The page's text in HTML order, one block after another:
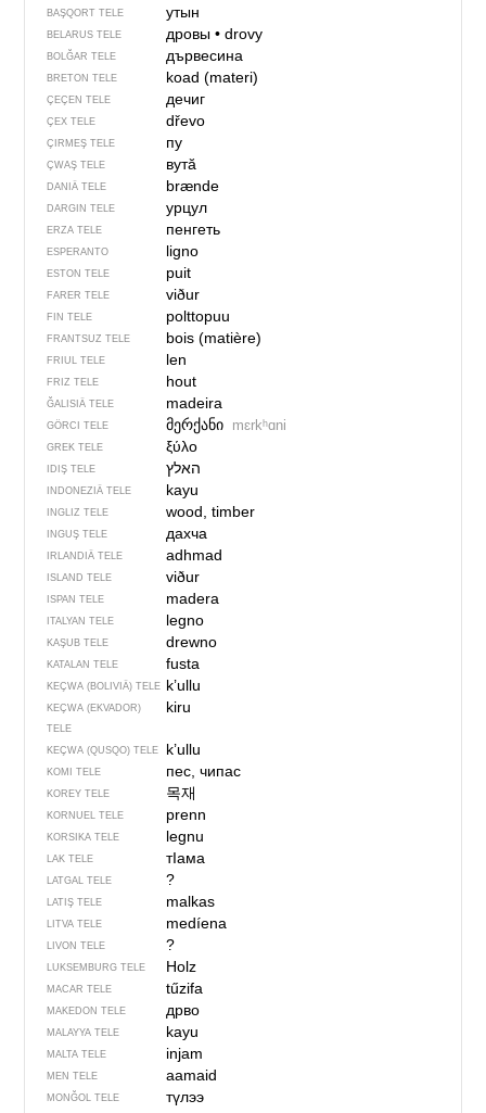
BAŞQORT TELE утын
BELARUS TELE дровы• drovy
BOLĞAR TELE дървесина
BRETON TELE koad (materi)
ÇEÇEN TELE дечиг
ÇEX TELE dřevo
ÇIRMEŞ TELE пу
ÇWAŞ TELE вутӑ
DANIÄ TELE brænde
DARGIN TELE урцул
ERZA TELE пенгеть
ESPERANTO ligno
ESTON TELE puit
FARER TELE viður
FIN TELE polttopuu
FRANTSUZ TELE bois (matière)
FRIUL TELE len
FRIZ TELE hout
ĞALISIÄ TELE madeira
GÖRCI TELE მერქანი mɛrkʰɑni
GREK TELE ξύλο
IDIŞ TELE האלץ
INDONEZIÄ TELE kayu
INGLIZ TELE wood, timber
INGUŞ TELE дахча
IRLANDIÄ TELE adhmad
ISLAND TELE viður
ISPAN TELE madera
ITALYAN TELE legno
KAŞUB TELE drewno
KATALAN TELE fusta
KEÇWA (BOLIVIÄ) TELE k’ullu
KEÇWA (EKVADOR)
TELE
kiru
KEÇWA (QUSQO) TELE k’ullu
KOMI TELE пес, чипас
KOREY TELE 목재
KORNUEL TELE prenn
KORSIKA TELE legnu
LAK TELE тIама
LATGAL TELE ?
LATIŞ TELE malkas
LITVA TELE medíena
LIVON TELE ?
LUKSEMBURG TELE Holz
MACAR TELE tűzifa
MAKEDON TELE дрво
MALAYYA TELE kayu
MALTA TELE injam
MEN TELE aamaid
MONĞOL TELE түлээ